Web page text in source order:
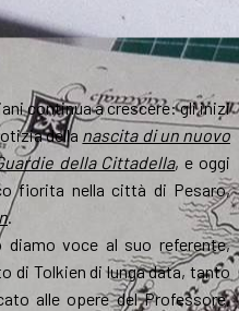
continua a crescere: gli inizi
della nascita di un nuovo
della Cittadella, e oggi
fiorita nella città di Pesaro,
.
diamo voce al suo referente,
di Tolkien di lunga data, tanto
alle opere del Professore,